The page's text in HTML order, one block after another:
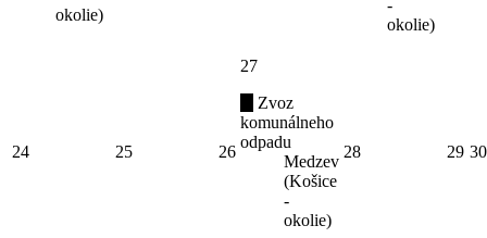
okolie)
-
okolie)
24 25 26
27
Zvoz
komunálneho
odpadu
Medzev
(Košice
-
okolie)
28 29 30